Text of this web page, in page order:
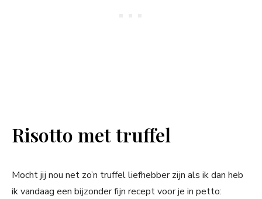
Risotto met truffel
Mocht jij nou net zo’n truffel liefhebber zijn als ik dan heb
ik vandaag een bijzonder fijn recept voor je in petto: